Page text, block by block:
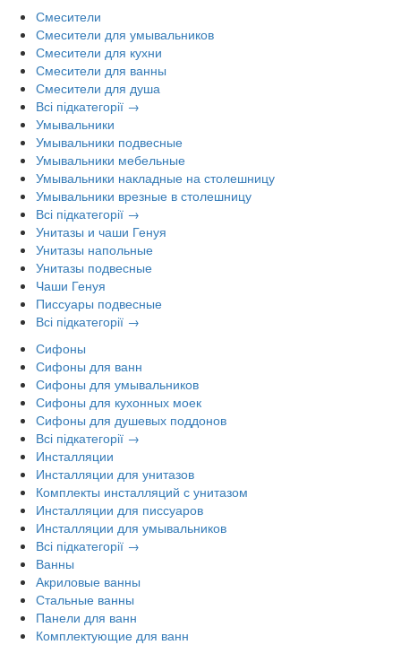
Смесители
Смесители для умывальников
Смесители для кухни
Смесители для ванны
Смесители для душа
Всі підкатегорії →
Умывальники
Умывальники подвесные
Умывальники мебельные
Умывальники накладные на столешницу
Умывальники врезные в столешницу
Всі підкатегорії →
Унитазы и чаши Генуя
Унитазы напольные
Унитазы подвесные
Чаши Генуя
Писсуары подвесные
Всі підкатегорії →
Сифоны
Сифоны для ванн
Сифоны для умывальников
Сифоны для кухонных моек
Сифоны для душевых поддонов
Всі підкатегорії →
Инсталляции
Инсталляции для унитазов
Комплекты инсталляций с унитазом
Инсталляции для писсуаров
Инсталляции для умывальников
Всі підкатегорії →
Ванны
Акриловые ванны
Стальные ванны
Панели для ванн
Комплектующие для ванн